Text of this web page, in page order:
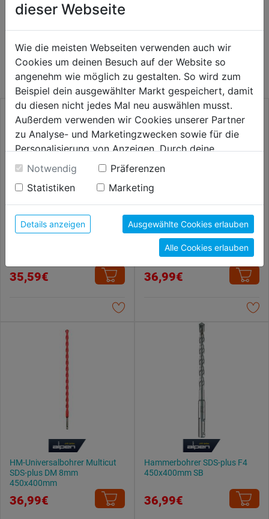
WEITERE PRODUKTE AUS DIESER
KATEGORIE
35,59€
Hammerbohrersatz KM7 SDS-
plus F4 7tlg. DM 5,0-12,0mm
36,99€
HM-Universalbohrer Multicut
SDS-plus DM 8mm
450x400mm
36,99€
Hammerbohrer SDS-plus F4
450x400mm SB
36,99€
dieser Webseite
Wie die meisten Webseiten verwenden auch wir
Cookies um deinen Besuch auf der Website so
angenehm wie möglich zu gestalten. So wird zum
Beispiel dein ausgewählter Markt gespeichert, damit
du diesen nicht jedes Mal neu auswählen musst.
Außerdem verwenden wir Cookies unserer Partner
zu Analyse- und Marketingzwecken sowie für die
Personalisierung von Anzeigen. Durch deine
Einwilligung werden die Daten von Drittanbieter,
unter anderem auch in den USA, verarbeitet.
Durch Klick auf "Alle Cookies erlauben" stimmst du
der Verwendung aller Cookies zu. Unter "Details
anzeigen" findest du alle Infos zu den
unterschiedlichen Cookies, unter "Cookies
Konfigurieren" kannst du auswählen, welche Cookies
du zulassen möchtest und welche nicht.
Weitere Informationen findest du in unserer
Notwendig
Präferenzen
Statistiken
Marketing
Details anzeigen Ausgewählte Cookies erlauben
Alle Cookies erlauben